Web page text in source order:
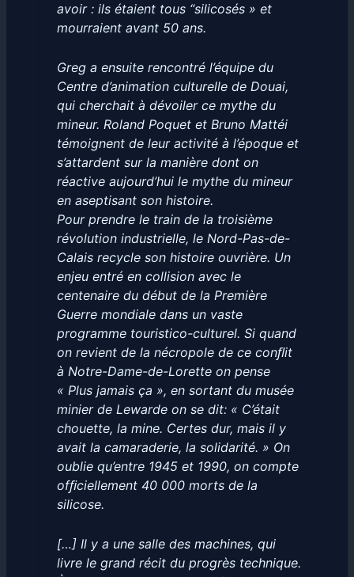
avoir : ils étaient tous “silicosés » et
mourraient avant 50 ans.
Greg a ensuite rencontré l’équipe du
Centre d’animation culturelle de Douai,
qui cherchait à dévoiler ce mythe du
mineur. Roland Poquet et Bruno Mattéi
témoignent de leur activité à l’époque et
s’attardent sur la manière dont on
réactive aujourd’hui le mythe du mineur
en aseptisant son histoire.
Pour prendre le train de la troisième
révolution industrielle, le Nord-Pas-de-
Calais recycle son histoire ouvrière. Un
enjeu entré en collision avec le
centenaire du début de la Première
Guerre mondiale dans un vaste
programme touristico-culturel. Si quand
on revient de la nécropole de ce conﬂit
à Notre-Dame-de-Lorette on pense
« Plus jamais ça », en sortant du musée
minier de Lewarde on se dit: « C’était
chouette, la mine. Certes dur, mais il y
avait la camaraderie, la solidarité. » On
oublie qu’entre 1945 et 1990, on compte
ofﬁciellement 40 000 morts de la
silicose.
[…] Il y a une salle des machines, qui
livre le grand récit du progrès technique.